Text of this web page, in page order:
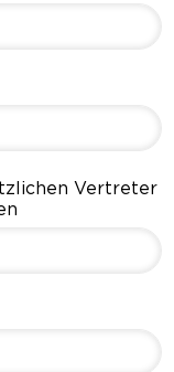
Vertreter